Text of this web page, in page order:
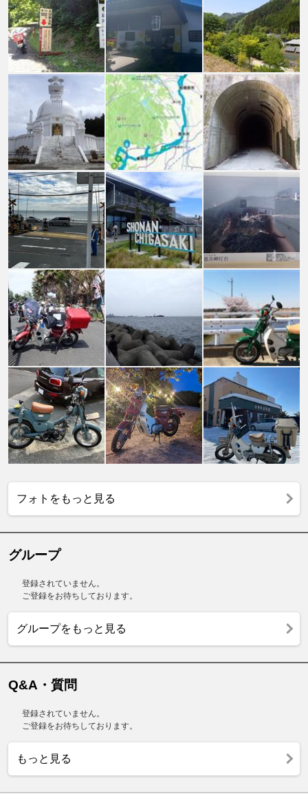
フォトをもっと見る
グループ
登録されていません。
ご登録をお待ちしております。
グループをもっと見る
Q&A・質問
登録されていません。
ご登録をお待ちしております。
もっと見る